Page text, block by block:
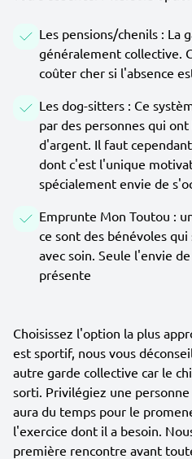
Les pensions/chenils : La
généralement collective.
coûter cher si l'absence
Les dog-sitters : Ce
par des personnes qui
d'argent. Il faut
dont c'est l'unique
spécialement envie de
Emprunte Mon Toutou :
ce sont des bénévoles
avec soin. Seule l'envie
présente
Choisissez l'option la plus
est sportif, nous vous
autre garde collective car le
sorti. Privilégiez une
aura du temps pour le
l'exercice dont il a besoin.
première rencontre avant